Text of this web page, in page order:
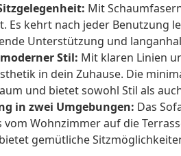
Mit
Es kehrt nach jeder Benutzung
Unterstützung und
Stil: Mit klaren Linien
in dein Zuhause. Die
und bietet sowohl Stil als
in zwei Umgebungen: Das
vom Wohnzimmer auf die
gemütliche